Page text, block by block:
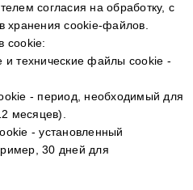
согласия на обработку, с
хранения сookie-файлов.
сookie:
и технические файлы сookie -
- период, необходимый для
месяцев).
- установленный
30 дней для